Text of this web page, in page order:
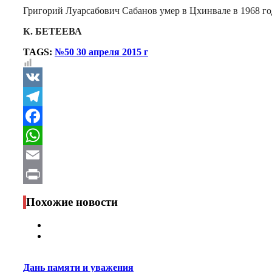
Григорий Луарсабович Сабанов умер в Цхинвале в 1968
К. БЕТЕЕВА
TAGS: №50 30 апреля 2015 г
VK
Telegram
Facebook
WhatsApp
Email
Print
Похожие новости
Дань памяти и уважения